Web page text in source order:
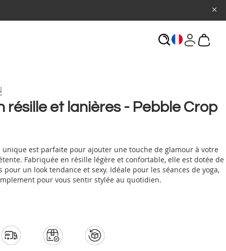
résille et lanières - Pebble Crop
unique est parfaite pour ajouter une touche de glamour à votre
Fabriquée en résille légère et confortable, elle est dotée de
pour un look tendance et sexy. Idéale pour les séances de yoga,
pour vous sentir stylée au quotidien.